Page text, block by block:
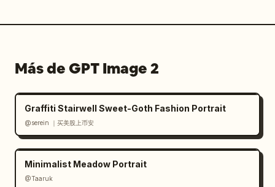
Más de GPT Image 2
Graffiti Stairwell Sweet-Goth Fashion Portrait
@serein ｜买美股上币安
Minimalist Meadow Portrait
@Taaruk